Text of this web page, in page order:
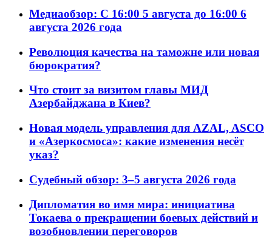
Медиаобзор: С 16:00 5 августа до 16:00 6
августа 2026 года
Революция качества на таможне или новая
бюрократия?
Что стоит за визитом главы МИД
Азербайджана в Киев?
Новая модель управления для AZAL, ASCO
и «Азеркосмоса»: какие изменения несёт
указ?
Судебный обзор: 3–5 августа 2026 года
Дипломатия во имя мира: инициатива
Токаева о прекращении боевых действий и
возобновлении переговоров